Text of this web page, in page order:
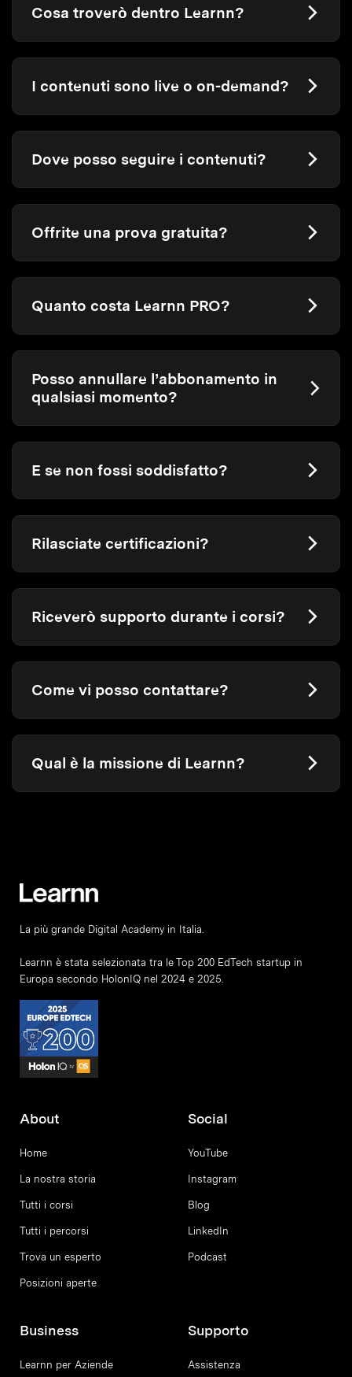
Cosa troverò dentro Learnn?
I contenuti sono live o on-demand?
Dove posso seguire i contenuti?
Offrite una prova gratuita?
Quanto costa Learnn PRO?
Posso annullare l’abbonamento in
qualsiasi momento?
E se non fossi soddisfatto?
Rilasciate certificazioni?
Riceverò supporto durante i corsi?
Come vi posso contattare?
Qual è la missione di Learnn?
La più grande Digital Academy in Italia.
Learnn è stata selezionata tra le Top 200 EdTech startup in
Europa secondo HolonIQ nel 2024 e 2025.
About
Home
La nostra storia
Tutti i corsi
Tutti i percorsi
Trova un esperto
Posizioni aperte
Social
YouTube
Instagram
Blog
LinkedIn
Podcast
Business
Learnn per Aziende
Supporto
Assistenza